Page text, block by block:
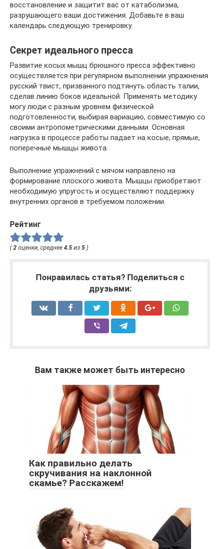
восстановление и защитит вас от катаболизма,
разрушающего ваши достижения. Добавьте в ваш
календарь следующую тренировку.
Секрет идеального пресса
Развитие косых мышц брюшного пресса эффективно
осуществляется при регулярном выполнении упражнения
русский твист, призванного подтянуть область талии,
сделав линию боков идеальной. Применять методику
могу люди с разным уровнем физической
подготовленности, выбирая вариацию, совместимую со
своими антропометрическими данными. Основная
нагрузка в процессе работы падает на косые, прямые,
поперечные мышцы живота.
Выполнение упражнений с мячом направлено на
формирование плоского живота. Мышцы приобретают
необходимую упругость и осуществляют поддержку
внутренних органов в требуемом положении.
Рейтинг
(2 оценки, среднее 4.5 из 5 )
Понравилась статья? Поделиться с
друзьями:
Вам также может быть интересно
Как правильно делать
скручивания на наклонной
скамье? Расскажем!